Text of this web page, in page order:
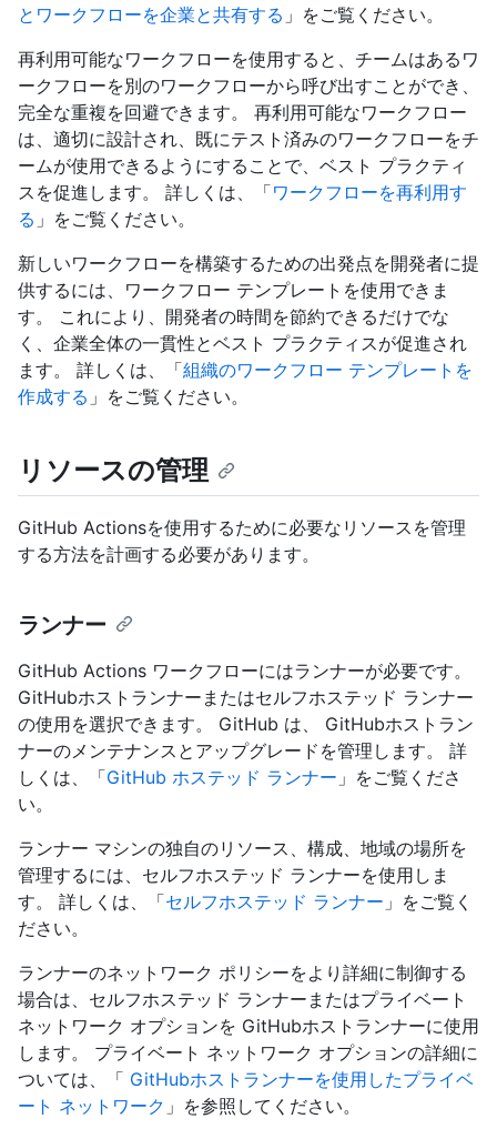
とワークフローを企業と共有する 」をご覧ください。
再利用可能なワークフローを使用すると、チームはあるワ
ークフローを別のワークフローから呼び出すことができ、
完全な重複を回避できます。 再利用可能なワークフロー
は、適切に設計され、既にテスト済みのワークフローをチ
ームが使用できるようにすることで、ベスト プラクティ
スを促進します。 詳しくは、「ワークフローを再利用す
る 」をご覧ください。
新しいワークフローを構築するための出発点を開発者に提
供するには、ワークフロー テンプレートを使用できま
す。 これにより、開発者の時間を節約できるだけでな
く、企業全体の一貫性とベスト プラクティスが促進され
ます。 詳しくは、「組織のワークフロー テンプレートを
作成する 」をご覧ください。
リソースの管理
GitHub Actionsを使用するために必要なリソースを管理
する方法を計画する必要があります。
ランナー
GitHub Actions ワークフローにはランナーが必要です。
GitHubホストランナーまたはセルフホステッド ランナー
の使用を選択できます。 GitHub は、 GitHubホストラン
ナーのメンテナンスとアップグレードを管理します。 詳
しくは、「GitHub ホステッド ランナー 」をご覧くださ
い。
ランナー マシンの独自のリソース、構成、地域の場所を
管理するには、セルフホステッド ランナーを使用しま
す。 詳しくは、「セルフホステッド ランナー 」をご覧く
ださい。
ランナーのネットワーク ポリシーをより詳細に制御する
場合は、セルフホステッド ランナーまたはプライベート
ネットワーク オプションを GitHubホストランナーに使用
します。 プライベート ネットワーク オプションの詳細に
ついては、「 GitHubホストランナーを使用したプライベ
ート ネットワーク 」を参照してください。